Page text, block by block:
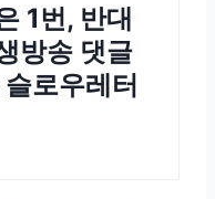
1번, 반대
방송 댓글
로우레터